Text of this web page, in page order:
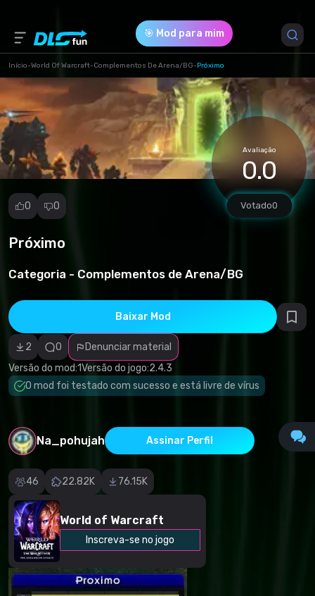
🎯 Mod para mim
Início-World Of Warcraft-Complementos De Arena/BG-Próximo
Avaliação
0.0
Votado0
0 0
Próximo
Categoria - Complementos de Arena/BG
Baixar Mod
2 0
Denunciar material
Versão do mod:1Versão do jogo:2.4.3
O mod foi testado com sucesso e está livre de vírus
Na_pohujah Assinar Perfil
46 22.82K 76.15K
World of Warcraft
Inscreva-se no jogo
Denunciar
incorreta
Software
malicioso/vírus
Conteúdo não
funcional
Descrição
Versão do Jogo *
2.4.3 (e8dc4d0754bfbd5b18f4606151f648c1.zip)
Download (168.64 Kb)